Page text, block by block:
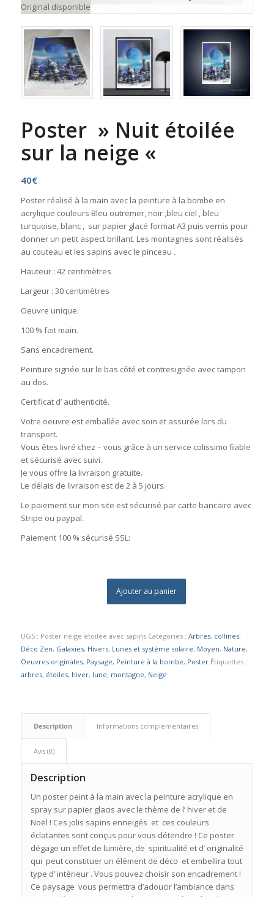
Original disponible
Poster » Nuit étoilée
sur la neige «
40€
Poster réalisé à la main avec la peinture à la bombe en
acrylique couleurs Bleu outremer, noir ,bleu ciel , bleu
turquoise, blanc , sur papier glacé format A3 puis vernis pour
donner un petit aspect brillant. Les montagnes sont réalisés
au couteau et les sapins avec le pinceau .
Hauteur : 42 centimètres
Largeur : 30 centimètres
Oeuvre unique.
100 % fait main.
Sans encadrement.
Peinture signée sur le bas côté et contresignée avec tampon
au dos.
Certificat d’ authenticité.
Votre oeuvre est emballée avec soin et assurée lors du
transport.
Vous êtes livré chez – vous grâce à un service colissimo fiable
et sécurisé avec suivi.
Je vous offre la livraison gratuite.
Le délais de livraison est de 2 à 5 jours.
Le paiement sur mon site est sécurisé par carte bancaire avec
Stripe ou paypal.
Paiement 100 % sécurisé SSL:
Ajouter au panier
UGS : Poster neige étoilée avec sapins Catégories : Arbres, collines,
Déco Zen, Galaxies, Hivers, Lunes et système solaire, Moyen, Nature,
Oeuvres originales, Paysage, Peinture à la bombe, Poster Étiquettes :
arbres, étoiles, hiver, lune, montagne, Neige
Description Informations complémentaires
Avis (0)
Description
Un poster peint à la main avec la peinture acrylique en
spray sur papier glacis avec le thème de l’ hiver et de
Noël ! Ces jolis sapins enneigés et ces couleurs
éclatantes sont conçus pour vous détendre ! Ce poster
dégage un effet de lumière, de spiritualité et d’ originalité
qui peut constituer un élément de déco et embellira tout
type d’ intérieur . Vous pouvez choisir son encadrement !
Ce paysage vous permettra d’adoucir l’ambiance dans